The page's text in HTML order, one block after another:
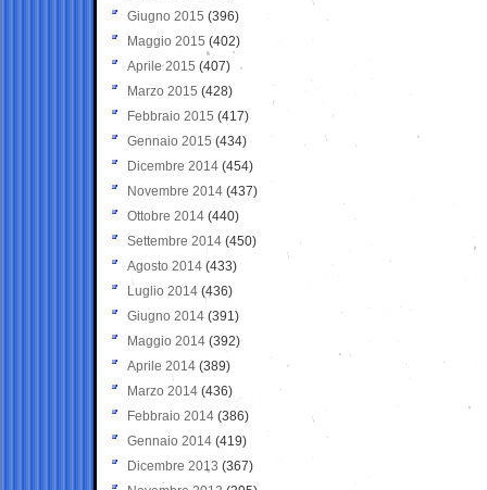
Giugno 2015 (396)
Maggio 2015 (402)
Aprile 2015 (407)
Marzo 2015 (428)
Febbraio 2015 (417)
Gennaio 2015 (434)
Dicembre 2014 (454)
Novembre 2014 (437)
Ottobre 2014 (440)
Settembre 2014 (450)
Agosto 2014 (433)
Luglio 2014 (436)
Giugno 2014 (391)
Maggio 2014 (392)
Aprile 2014 (389)
Marzo 2014 (436)
Febbraio 2014 (386)
Gennaio 2014 (419)
Dicembre 2013 (367)